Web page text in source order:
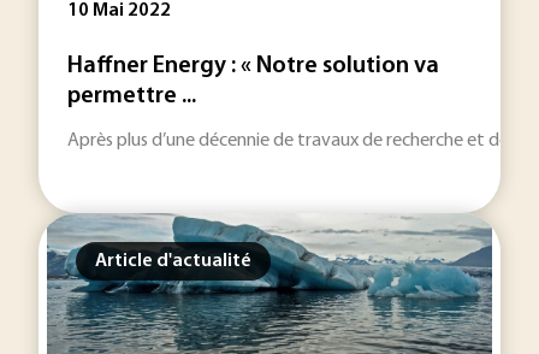
10 Mai 2022
Haffner Energy : « Notre solution va
permettre ...
Après plus d’une décennie de travaux de recherche et
Article d'actualité